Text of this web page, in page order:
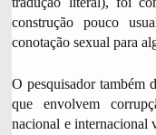
construção pouco
conotação sexual para
O pesquisador também
que envolvem
nacional e internacional